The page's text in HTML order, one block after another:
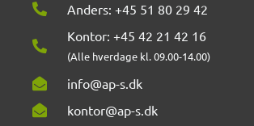
Anders: +45 51 80 29 42
Kontor: +45 42 21 42 16
(Alle hverdage kl. 09.00-14.00)
info@ap-s.dk
kontor@ap-s.dk